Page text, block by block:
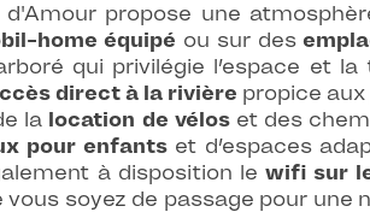
d'Amour propose une
home équipé ou sur des
qui privilégie l’espace et
direct à la rivière propice
la location de véloset des
pour enfants et d’espaces
à disposition le wifi sur
vous soyez de passage pour